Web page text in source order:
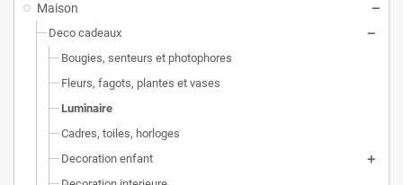
Maison
Deco cadeaux
Bougies, senteurs et photophores
Fleurs, fagots, plantes et vases
Luminaire
Cadres, toiles, horloges
Decoration enfant